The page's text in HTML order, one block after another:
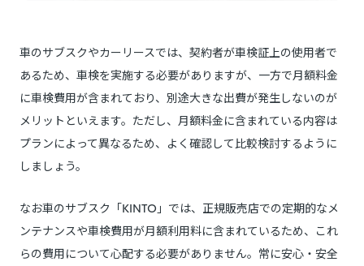
車のサブスクやカーリースでは、契約者が車検証上の使用者で
あるため、車検を実施する必要がありますが、一方で月額料金
に車検費用が含まれており、別途大きな出費が発生しないのが
メリットといえます。ただし、月額料金に含まれている内容は
プランによって異なるため、よく確認して比較検討するように
しましょう。
なお車のサブスク「KINTO」では、正規販売店での定期的なメ
ンテナンスや車検費用が月額利用料に含まれているため、これ
らの費用について心配する必要がありません。常に安心・安全